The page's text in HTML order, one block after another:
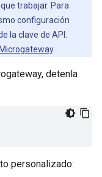
trabajar. Para
configuración
la clave de API.
.
detenla
personalizado: